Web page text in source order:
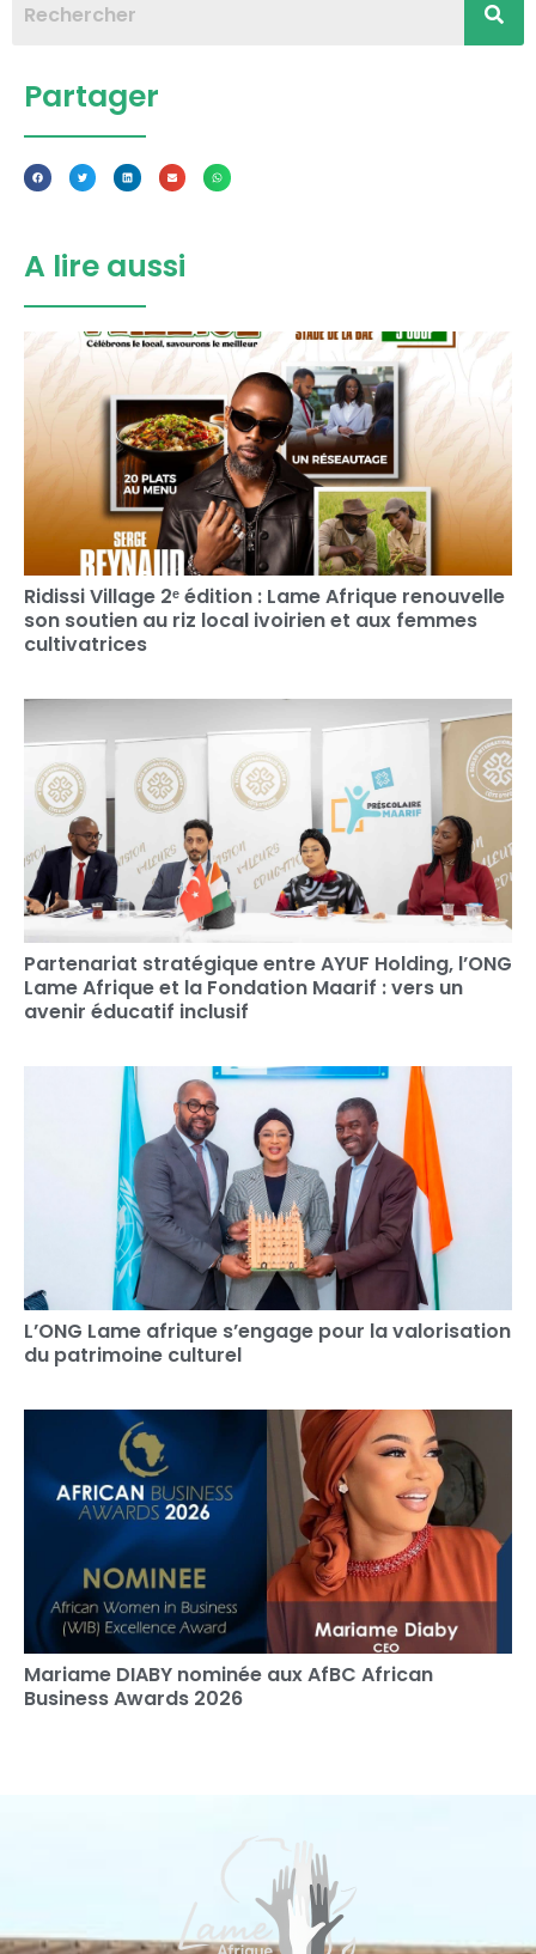
Partager
A lire aussi
Ridissi Village 2ᵉ édition : Lame Afrique renouvelle
son soutien au riz local ivoirien et aux femmes
cultivatrices
Partenariat stratégique entre AYUF Holding, l’ONG
Lame Afrique et la Fondation Maarif : vers un
avenir éducatif inclusif
L’ONG Lame afrique s’engage pour la valorisation
du patrimoine culturel
Mariame DIABY nominée aux AfBC African
Business Awards 2026